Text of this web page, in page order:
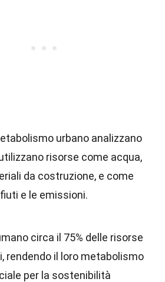
urbano analizzano
risorse come acqua,
da costruzione, e come
e le emissioni.
circa il 75% delle risorse
rendendo il loro metabolismo
per la sostenibilità